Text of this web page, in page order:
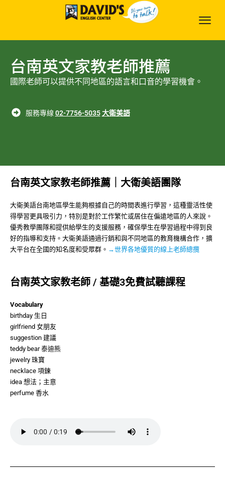
台南英文家教老師推薦
國際老師可以提供不同地區的語言和口音的學習機會。
服務專線 02-7756-5035 大衛美語
台南英文家教老師推薦｜大衛美語團隊
大衛美語台南地區學生能夠根據自己的時間表進行學習，這種靈活性使
得學習更具吸引力，特別是對於工作繁忙或居住在偏遠地區的人來說。
優秀教學團隊和提供給學生的支援服務，確保學生在學習過程中得到良
好的指導和支持。大衛美語通過行銷和與不同地區的教育機構合作，擴
大平台在全國的知名度和受眾群。 →世界各地優質的線上老師總攬
台南英文家教老師 / 基礎3免費試聽課程
Vocabulary
birthday 生日
girlfriend 女朋友
suggestion 建議
teddy bear 泰迪熊
jewelry 珠寶
necklace 項鍊
idea 想法；主意
perfume 香水